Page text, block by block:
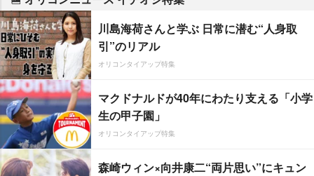
川島海荷さんと学ぶ 日常に潜む“人身取
引”のリアル
オリコンタイアップ特集
マクドナルドが40年にわたり支える「小学
生の甲子園」
オリコンタイアップ特集
森崎ウィン×向井康二“両片思い”にキュン